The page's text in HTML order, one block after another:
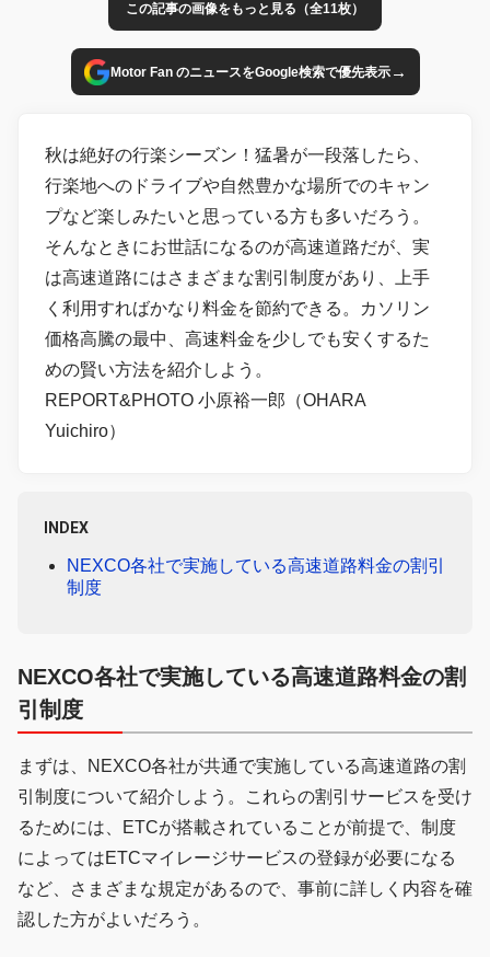
この記事の画像をもっと見る（全11枚）
Motor Fan のニュースをGoogle検索で優先表示→
秋は絶好の行楽シーズン！猛暑が一段落したら、
行楽地へのドライブや自然豊かな場所でのキャン
プなど楽しみたいと思っている方も多いだろう。
そんなときにお世話になるのが高速道路だが、実
は高速道路にはさまざまな割引制度があり、上手
く利用すればかなり料金を節約できる。カソリン
価格高騰の最中、高速料金を少しでも安くするた
めの賢い方法を紹介しよう。
REPORT&PHOTO 小原裕一郎（OHARA
Yuichiro）
INDEX
NEXCO各社で実施している高速道路料金の割引
制度
NEXCO各社で実施している高速道路料金の割
引制度
まずは、NEXCO各社が共通で実施している高速道路の割
引制度について紹介しよう。これらの割引サービスを受け
るためには、ETCが搭載されていることが前提で、制度
によってはETCマイレージサービスの登録が必要になる
など、さまざまな規定があるので、事前に詳しく内容を確
認した方がよいだろう。